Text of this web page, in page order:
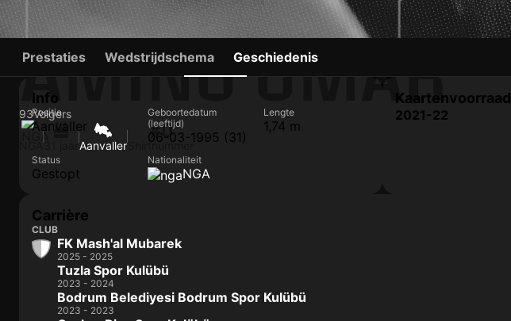
AMINU UMAR
93Volgers
Aanvaller
#0
Shirtnummer
Prestaties Wedstrijdschema Geschiedenis
Info
Positie
Aanvaller
Geboortedatum
(leeftijd)
06-03-1995 (31)
Lengte
1,74 m
Status
Gestopt
Nationaliteit
NGA
Kaartenvoorraad
2021-22
Carrière
CLUB
FK Mash'al Mubarek
2025 - 2025
Tuzla Spor Kulübü
2023 - 2024
Bodrum Belediyesi Bodrum Spor Kulübü
2023 - 2023